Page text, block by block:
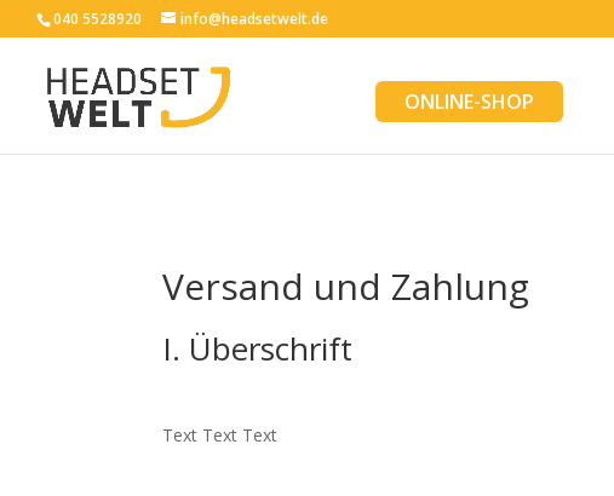
040 5528920 info@headsetwelt.de
ONLINE-SHOP
Versand und Zahlung
I. Überschrift
Text Text Text